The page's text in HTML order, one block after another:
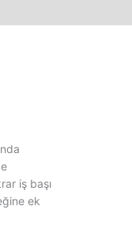
iş başı
ek